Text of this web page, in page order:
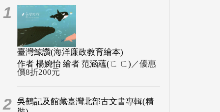
1
臺灣鯨讚(海洋廉政教育繪本)
作者 楊婉怡 繪者 范涵蘊(ㄈ ㄈ) ／優惠
價8折200元
2 吳鶴記及館藏臺灣北部古文書專輯(精